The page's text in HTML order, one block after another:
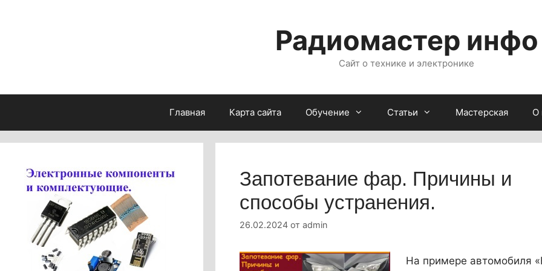
Радиомастер инфо
Сайт о технике и электронике
Главная Карта сайта Обучение Статьи Мастерская О
Запотевание фар. Причины и
способы устранения.
26.02.2024 от admin
На примере автомобиля «